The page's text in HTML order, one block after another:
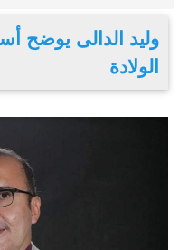
وليد الدالى يوضح
الولادة